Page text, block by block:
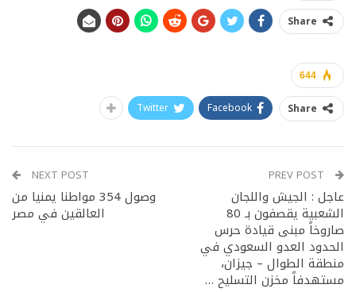
Share
644
Share
Facebook
Twitter
عاجل : الجيش واللجان
الشعبية يقصفون بـ 80
صاروخاً مبنى قيادة حرس
الحدود العدو السعودي في
منطقة الطوال – جيزان،
مستهدفاً مخزن التسليح …
NEXT POST
وصول 354 مواطنا يمنيا من
العالقين في مصر